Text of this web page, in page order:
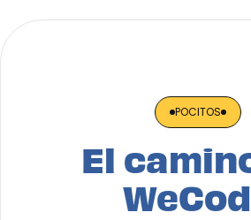
POCITOS
El